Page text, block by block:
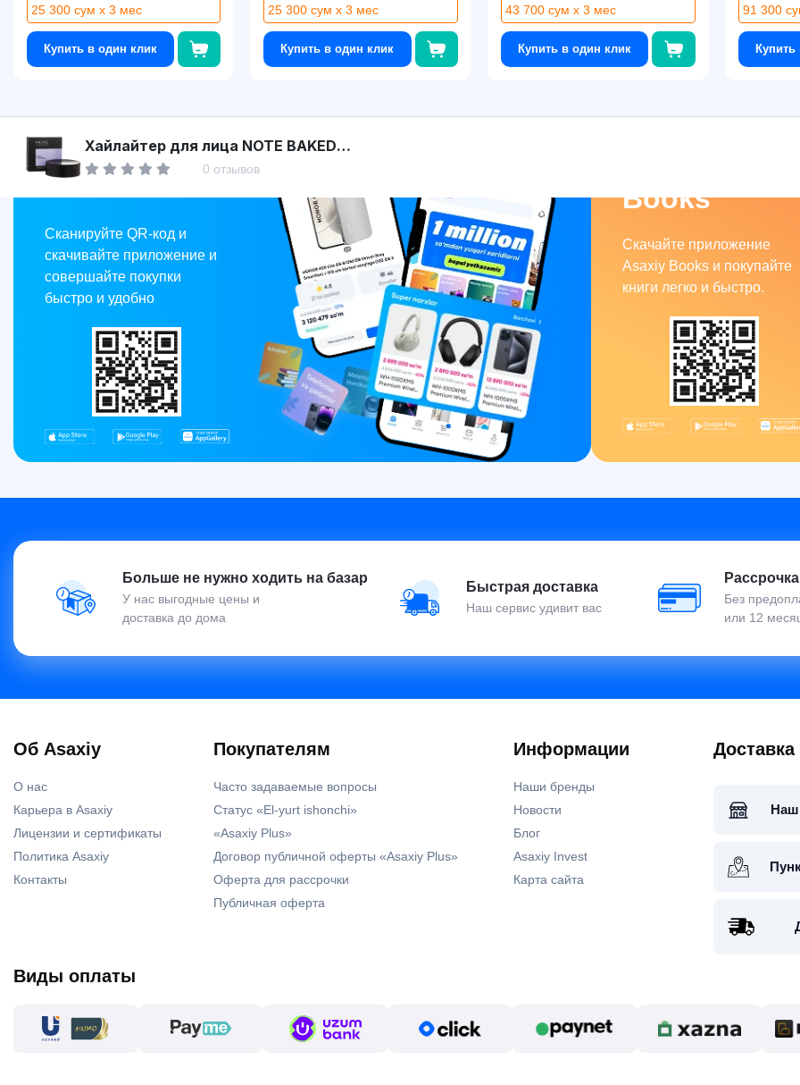
25 300 сум x 3 мес
Купить в один клик
25 300 сум x 3 мес
Купить в один клик
43 700 сум x 3 мес
Купить в один клик
91 300
Хайлайтер для лица NOTE BAKED
HIGHLIGHTER 02 (10 г)
0 отзывов
Asaxiy
Market
Сканируйте QR-код и
скачивайте приложение и
совершайте покупки
быстро и удобно
Books
Скачайте приложение
Asaxiy Books и покупайте
книги легко и быстро.
Больше не нужно ходить на базар
У нас выгодные цены и
доставка до дома
Быстрая доставка
Наш сервис удивит вас
Рассрочка
Без
или 12
Об Asaxiy
О нас
Карьера в Asaxiy
Лицензии и сертификаты
Политика Asaxiy
Контакты
Покупателям
Часто задаваемые вопросы
Статус «El-yurt ishonchi»
«Asaxiy Plus»
Договор публичной оферты «Asaxiy Plus»
Оферта для рассрочки
Публичная оферта
Информации
Наши бренды
Новости
Блог
Asaxiy Invest
Карта сайта
Виды оплаты